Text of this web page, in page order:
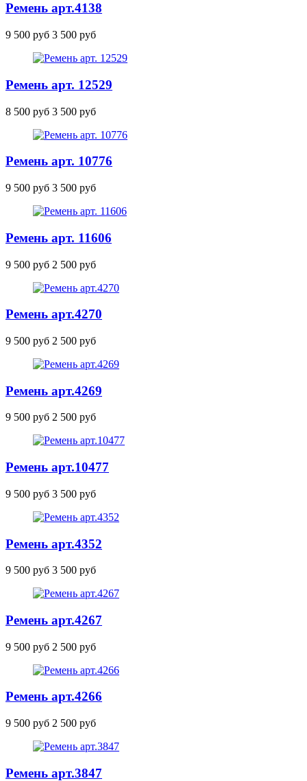
Ремень арт.4138
9 500 руб 3 500 руб
Ремень арт. 12529
8 500 руб 3 500 руб
Ремень арт. 10776
9 500 руб 3 500 руб
Ремень арт. 11606
9 500 руб 2 500 руб
Ремень арт.4270
9 500 руб 2 500 руб
Ремень арт.4269
9 500 руб 2 500 руб
Ремень арт.10477
9 500 руб 3 500 руб
Ремень арт.4352
9 500 руб 3 500 руб
Ремень арт.4267
9 500 руб 2 500 руб
Ремень арт.4266
9 500 руб 2 500 руб
Ремень арт.3847